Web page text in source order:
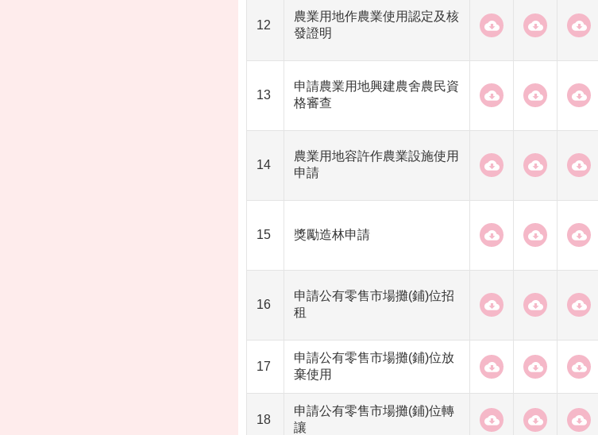
12
農業用地作農業使用認定及核
發證明
13
申請農業用地興建農舍農民資
格審查
14
農業用地容許作農業設施使用
申請
15 獎勵造林申請
16
申請公有零售市場攤(鋪)位招
租
17
申請公有零售市場攤(鋪)位放
棄使用
18
申請公有零售市場攤(鋪)位轉
讓